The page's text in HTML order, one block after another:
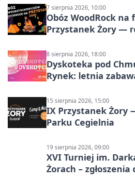
7 sierpnia 2026, 10:00
Obóz WoodRock na
Przystanek Żory —
8 sierpnia 2026, 18:00
Dyskoteka pod
Rynek: letnia
15 sierpnia 2026, 15:00
IX Przystanek Żory
Parku Cegielnia
19 sierpnia 2026, 09:00
XVI Turniej im.
Żorach – zgłoszenia